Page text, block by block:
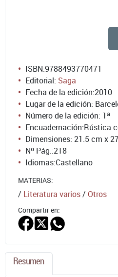
ISBN:9788493770471
Editorial: Saga
Fecha de la edición:2010
Lugar de la edición:
Número de la edición: 1ª
Encuadernación:Rústica
Dimensiones: 21.5 cm x
Nº Pág.:218
Idiomas:Castellano
MATERIAS:
/ Literatura varios/ Otros
Compartir en:
Resumen